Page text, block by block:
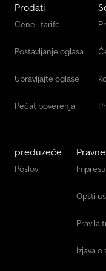
Prodati
Cene i tarife
Postavljanje oglasa
Upravljajte oglase
Pečat poverenja
preduzeće
Poslovi
Opšti
Pravila
Izjava